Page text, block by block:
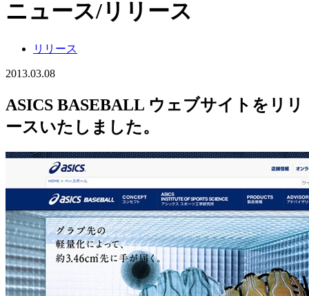
ニュース/リリース
リリース
2013.03.08
ASICS BASEBALL ウェブサイトをリリ
ースいたしました。